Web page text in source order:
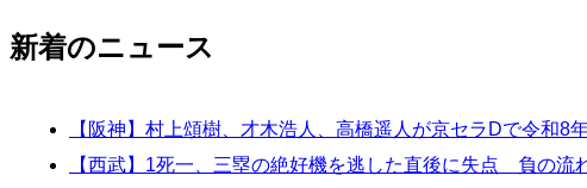
新着のニュース
【阪神】村上頌樹、才木浩人、高橋遥人が京セラDで令和8
【西武】1死一、三塁の絶好機を逃した直後に失点 負の流